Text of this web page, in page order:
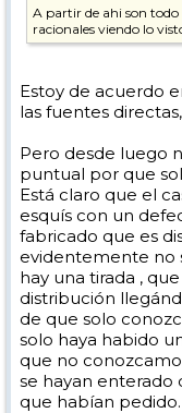
A partir de ahi son
racionales viendo lo
Estoy de acuerdo
las fuentes
Pero desde luego
puntual por que
Está claro que el
esquís con un
fabricado que es
evidentemente no
hay una tirada ,
distribución
de que solo
solo haya habido
que no
se hayan enterado
que habían pedido.